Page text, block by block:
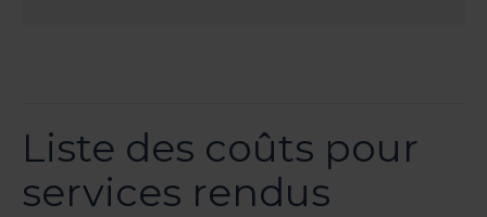
Liste des coûts pour
services rendus